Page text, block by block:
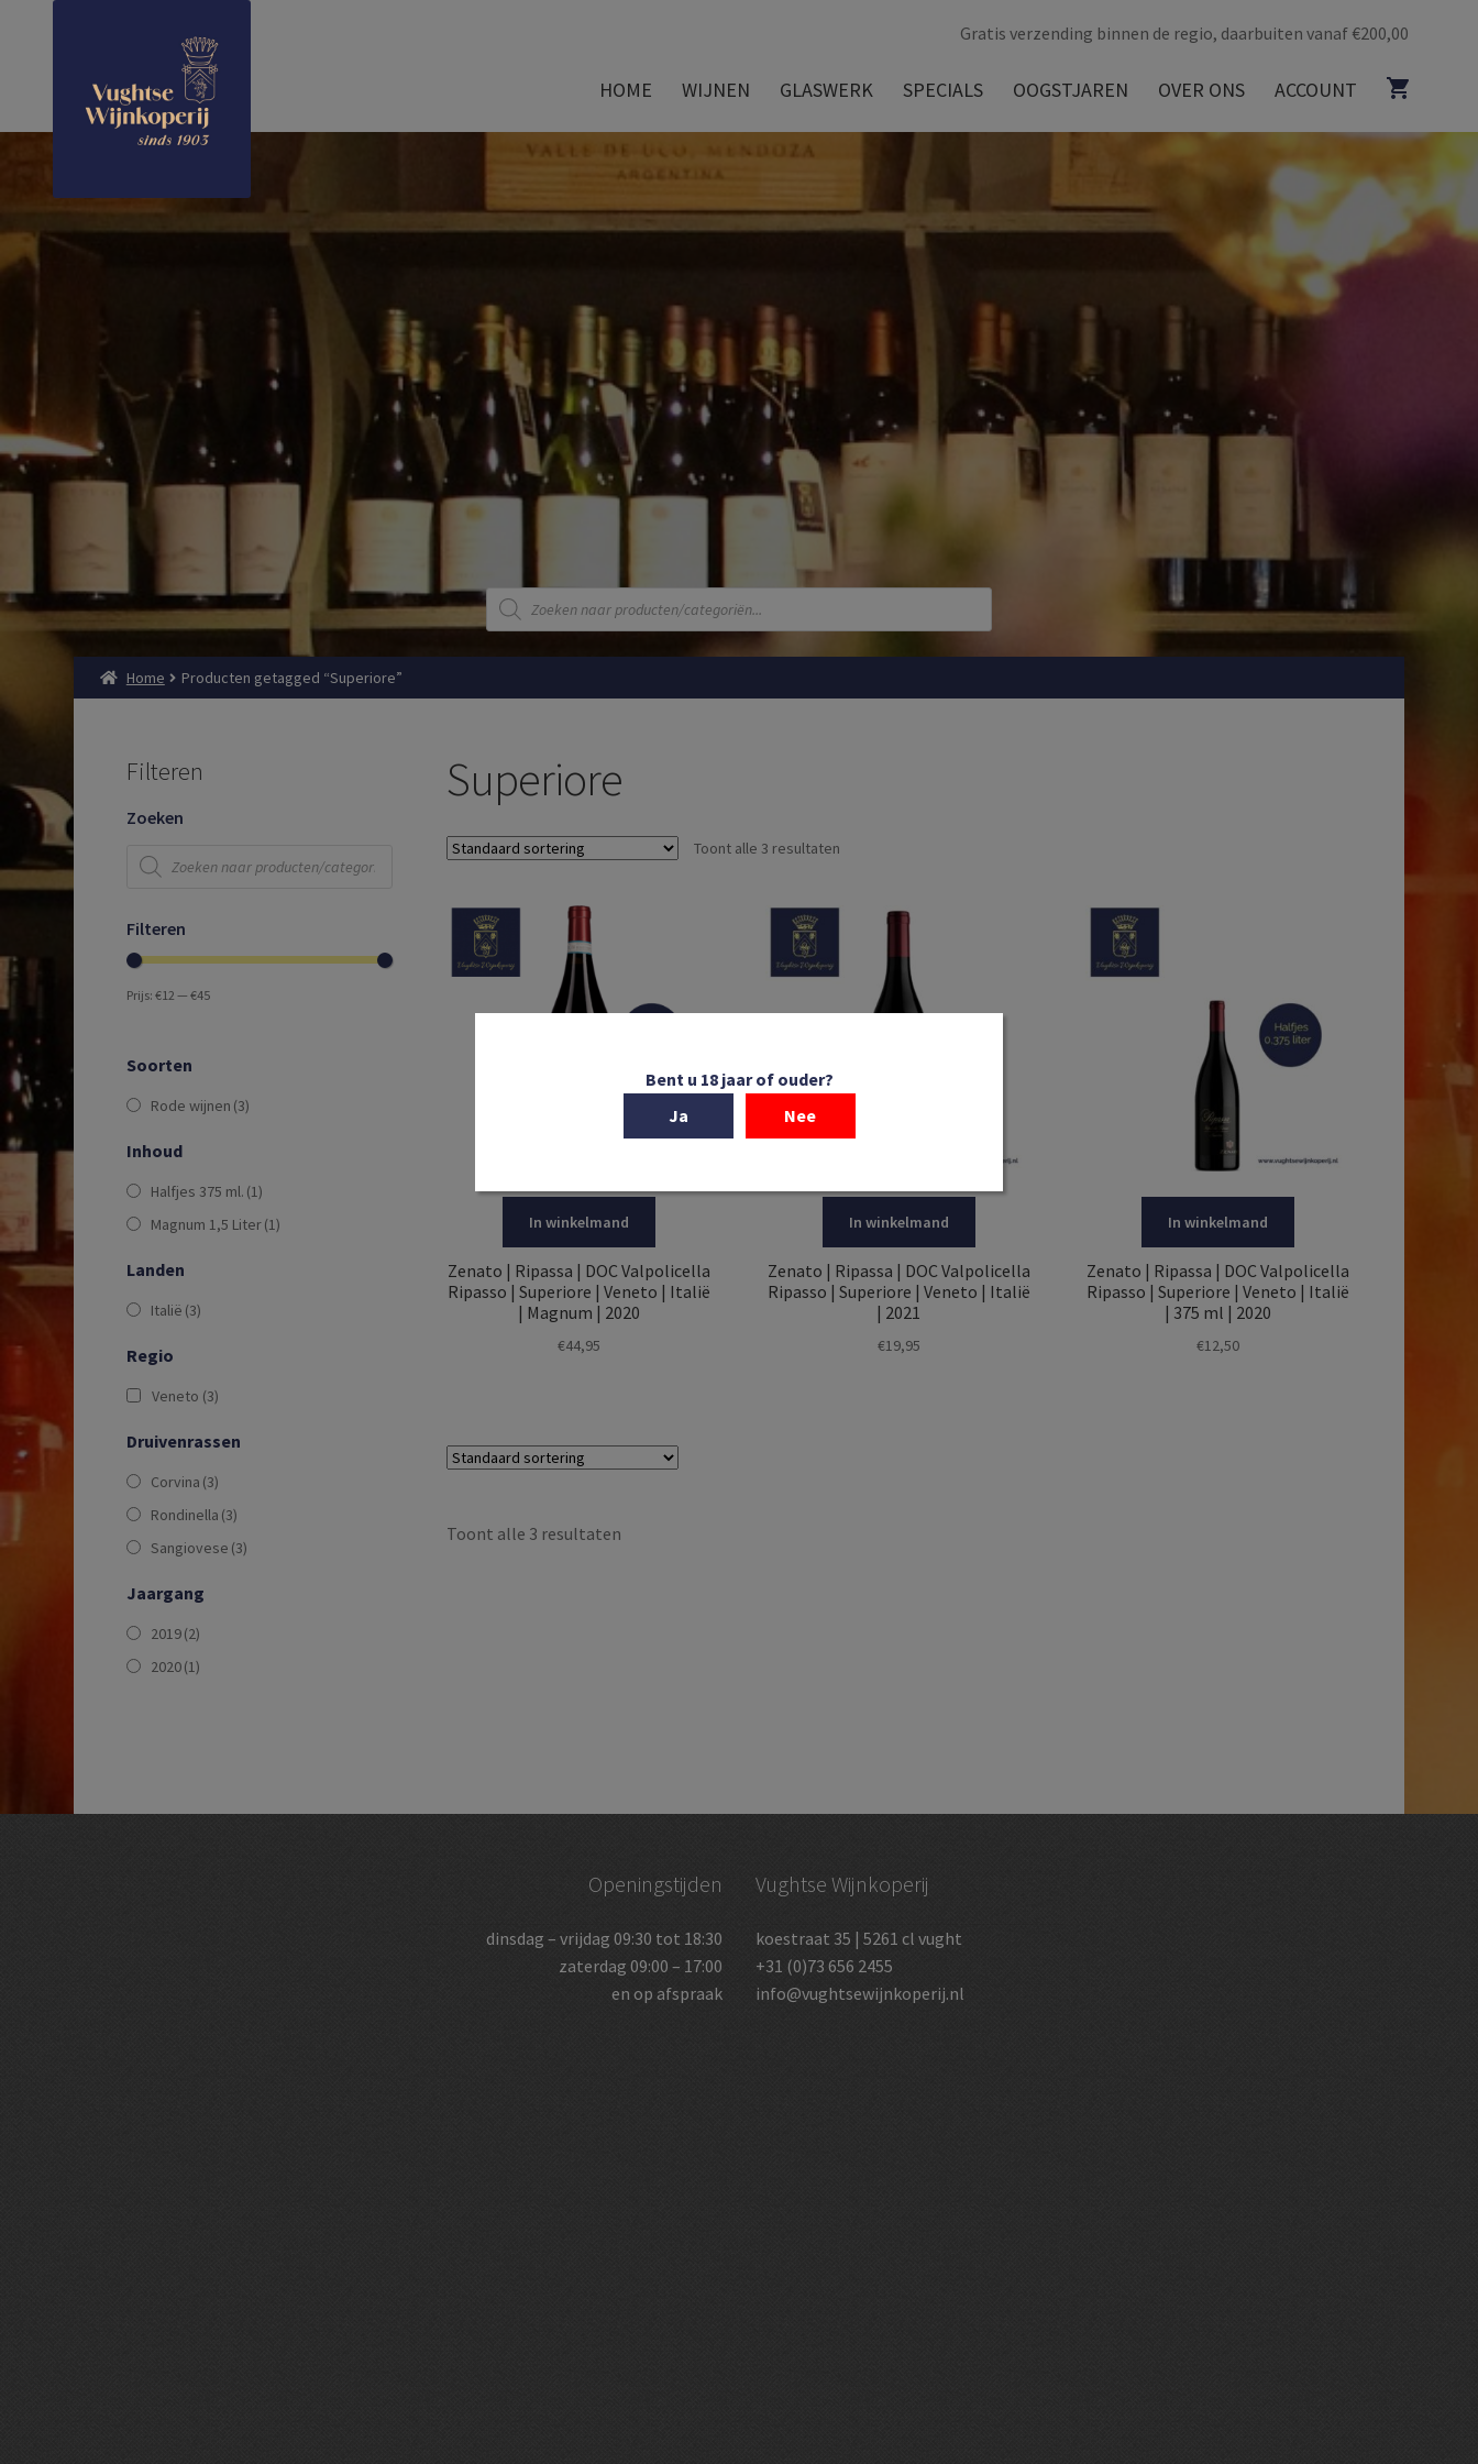
Gratis verzending binnen de regio, daarbuiten vanaf €200,00
HOME WIJNEN GLASWERK SPECIALS OOGSTJAREN OVER ONS ACCOUNT
Producten
zoeken
Home Producten getagged “Superiore”
Superiore
Toont alle 3 resultaten
In winkelmand
Zenato | Ripassa | DOC Valpolicella
Ripasso | Superiore | Veneto | Italië
| Magnum | 2020
€44,95
In winkelmand
Zenato | Ripassa | DOC Valpolicella
Ripasso | Superiore | Veneto | Italië
| 2021
€19,95
In winkelmand
Zenato | Ripassa | DOC Valpolicella
Ripasso | Superiore | Veneto | Italië
| 375 ml | 2020
€12,50
Toont alle 3 resultaten
Filteren
Zoeken
Producten
zoeken
Filteren
Prijs:€12 —€45
Soorten
Rode wijnen (3)
Inhoud
Halfjes 375 ml. (1)
Magnum 1,5 Liter(1)
Landen
Italië (3)
Regio
Veneto (3)
Druivenrassen
Corvina (3)
Rondinella (3)
Sangiovese (3)
Jaargang
2019(2)
2020(1)
Openingstijden
dinsdag – vrijdag 09:30 tot 18:30
zaterdag 09:00 – 17:00
en op afspraak
Vughtse Wijnkoperij
koestraat 35 | 5261 cl vught
+31 (0)73 656 2455
info@vughtsewijnkoperij.nl
Bent u 18 jaar of ouder?
Ja
Nee